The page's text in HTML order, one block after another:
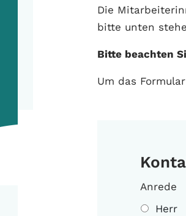
Die
bitte unten
Bitte beachten
Um das
Anrede
Herr